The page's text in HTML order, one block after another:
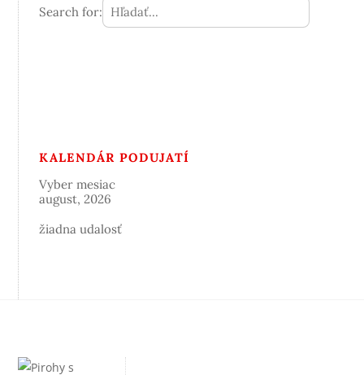
Search for:
KALENDÁR PODUJATÍ
Vyber mesiac
august, 2026
žiadna udalosť